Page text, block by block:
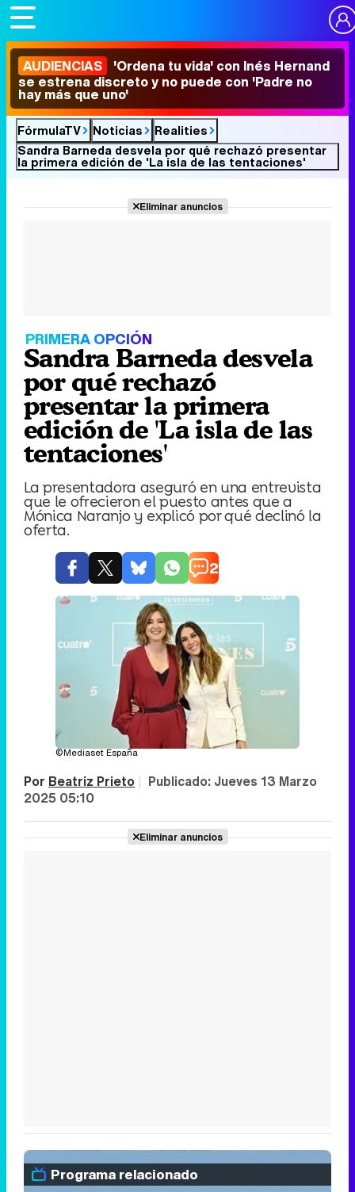
AUDIENCIAS 'Ordena tu vida' con Inés Hernand
se estrena discreto y no puede con 'Padre no
hay más que uno'
FórmulaTV Noticias
Realities
Sandra Barneda desvela por qué rechazó presentar
la primera edición de 'La isla de las tentaciones'
Eliminar anuncios
PRIMERA OPCIÓN
Sandra Barneda desvela
por qué rechazó
presentar la primera
edición de 'La isla de las
tentaciones'
La presentadora aseguró en una entrevista
que le ofrecieron el puesto antes que a
Mónica Naranjo y explicó por qué declinó la
oferta.
2
©Mediaset España
Por Beatriz Prieto | Publicado: Jueves 13 Marzo
2025 05:10
Eliminar anuncios
Programa relacionado